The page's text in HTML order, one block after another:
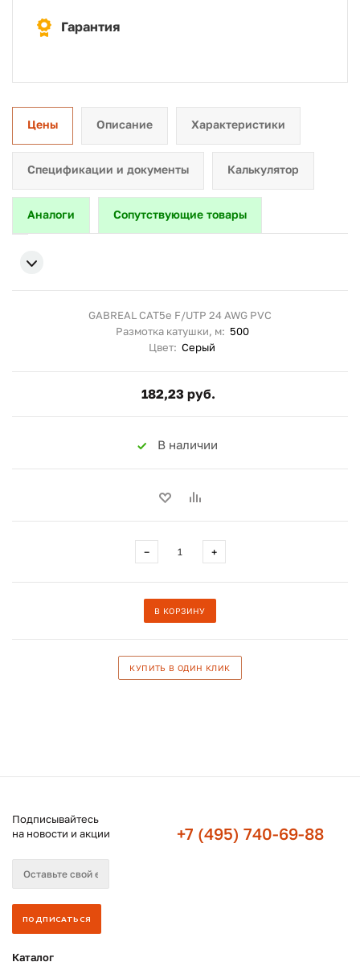
Гарантия
Цены Описание Характеристики
Спецификации и документы Калькулятор
Аналоги Сопутствующие товары
GABREAL CAT5e F/UTP 24 AWG PVC
Размотка катушки, м: 500
Цвет: Серый
182,23 руб.
В наличии
− +
В КОРЗИНУ
КУПИТЬ В ОДИН КЛИК
Подписывайтесь
на новости и акции
+7 (495) 740-69-88
Каталог